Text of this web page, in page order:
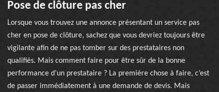
Pose de clôture pas cher
Lorsque vous trouvez une annonce présentant un service pas
cher en pose de clôture, sachez que vous devriez toujours être
vigilante afin de ne pas tomber sur des prestataires non
qualifiés. Mais comment faire pour être sûr de la bonne
performance d’un prestataire ? La première chose à faire, c’est
de passer immédiatement à une demande de devis. Mais